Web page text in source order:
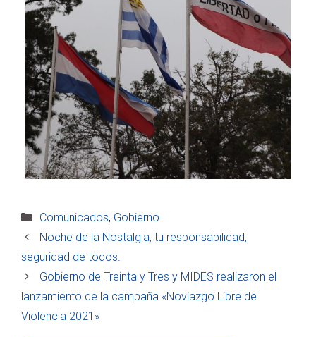
Categorías
Comunicados, Gobierno
Noche de la Nostalgia, tu responsabilidad,
seguridad de todos.
Gobierno de Treinta y Tres y MIDES realizaron el
lanzamiento de la campaña «Noviazgo Libre de
Violencia 2021»